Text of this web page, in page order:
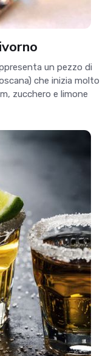
un pezzo di
che inizia molto
zucchero e limone